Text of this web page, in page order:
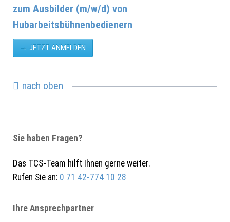
zum Ausbilder (m/w/d) von
Hubarbeitsbühnenbedienern
JETZT ANMELDEN
nach oben
Sie haben Fragen?
Das TCS-Team hilft Ihnen gerne weiter.
Rufen Sie an: 0 71 42-774 10 28
Ihre Ansprechpartner